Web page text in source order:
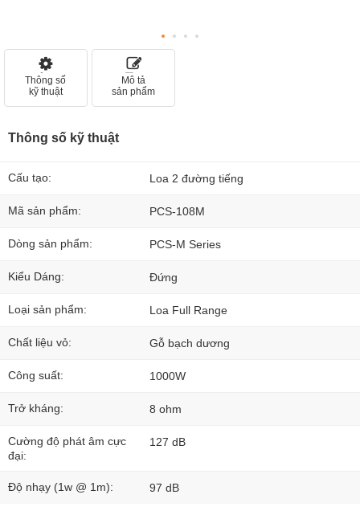
Thông số
kỹ thuật
Mô tả
sản phẩm
Thông số kỹ thuật
Cấu tạo: Loa 2 đường tiếng
Mã sản phẩm: PCS-108M
Dòng sản phẩm: PCS-M Series
Kiểu Dáng: Đứng
Loại sản phẩm: Loa Full Range
Chất liệu vỏ: Gỗ bạch dương
Công suất: 1000W
Trở kháng: 8 ohm
Cường độ phát âm cực
đại:
127 dB
Độ nhạy (1w @ 1m): 97 dB